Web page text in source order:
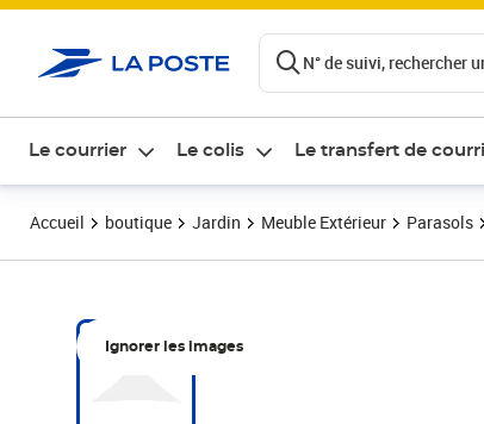
N° de suivi, rechercher
Le courrier Le colis Le transfert de
Accueil boutique Jardin Meuble Extérieur Parasols
Ignorer les images